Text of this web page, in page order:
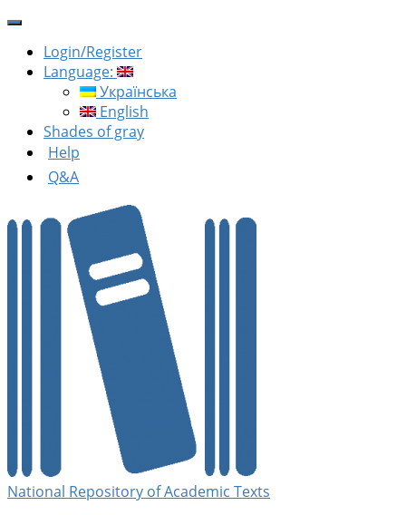
Login/Register
Language:
Українська
English
Shades of gray
Help
Q&A
National Repository of Academic Texts